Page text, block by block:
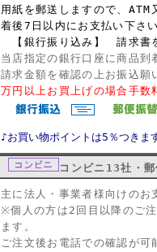
用紙を郵送しますので、ATM
着後7日以内にお支払い下さい
【銀行振り込み】 請求書
当店指定の銀行口座に商品到
請求金額を確認の上お振込願
万円以上お買上げの場合手数
♪お買い物ポイントは5％つきま
コンビニ13社・
主に法人・事業者様向けのお
※個人の方は2回目以降のご
ます。
ご注文後お電話での確認が可